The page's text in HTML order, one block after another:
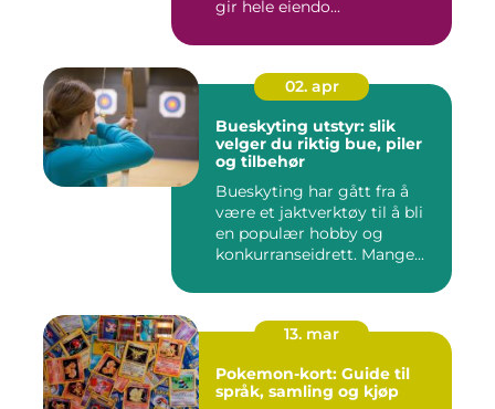
gir hele eiendo...
02. apr
Bueskyting utstyr: slik
velger du riktig bue, piler
og tilbehør
Bueskyting har gått fra å
være et jaktverktøy til å bli
en populær hobby og
konkurranseidrett. Mange...
13. mar
Pokemon-kort: Guide til
språk, samling og kjøp